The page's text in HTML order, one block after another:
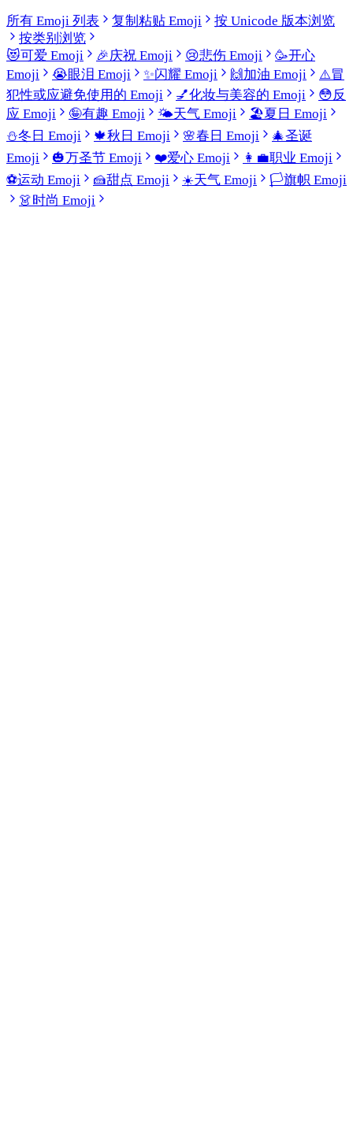
所有 Emoji 列表
复制粘贴 Emoji
按 Unicode 版本浏览
按类别浏览
😻可爱 Emoji 🎉庆祝 Emoji 😢悲伤 Emoji 🥳开心
Emoji
😭眼泪 Emoji ✨闪耀 Emoji 🙌加油 Emoji ⚠️冒
犯性或应避免使用的 Emoji
💅化妆与美容的 Emoji 😳反
应 Emoji
🤪有趣 Emoji 🌤️天气 Emoji 🏖️夏日 Emoji
⛄冬日 Emoji 🍁秋日 Emoji 🌸春日 Emoji 🎄圣诞
Emoji
🎃万圣节 Emoji ❤️爱心 Emoji 👩‍💼职业 Emoji
⚽运动 Emoji 🍰甜点 Emoji ☀️天气 Emoji 🏳️旗帜 Emoji
👗时尚 Emoji